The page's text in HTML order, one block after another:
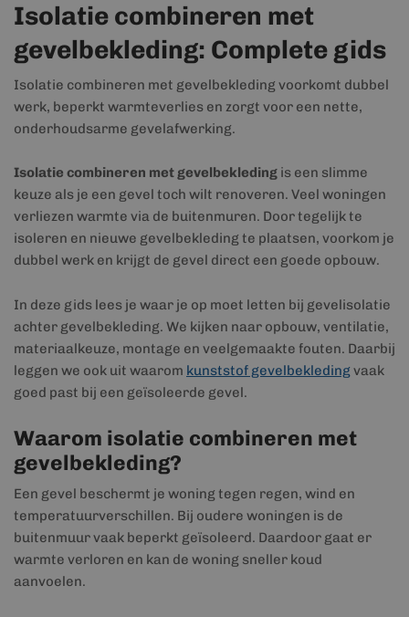
Isolatie combineren met
gevelbekleding: Complete gids
Isolatie combineren met gevelbekleding voorkomt dubbel
werk, beperkt warmteverlies en zorgt voor een nette,
onderhoudsarme gevelafwerking.
Isolatie combineren met gevelbekleding is een slimme
keuze als je een gevel toch wilt renoveren. Veel woningen
verliezen warmte via de buitenmuren. Door tegelijk te
isoleren en nieuwe gevelbekleding te plaatsen, voorkom je
dubbel werk en krijgt de gevel direct een goede opbouw.
In deze gids lees je waar je op moet letten bij gevelisolatie
achter gevelbekleding. We kijken naar opbouw, ventilatie,
materiaalkeuze, montage en veelgemaakte fouten. Daarbij
leggen we ook uit waarom kunststof gevelbekledingvaak
goed past bij een geïsoleerde gevel.
Waarom isolatie combineren met
gevelbekleding?
Een gevel beschermt je woning tegen regen, wind en
temperatuurverschillen. Bij oudere woningen is de
buitenmuur vaak beperkt geïsoleerd. Daardoor gaat er
warmte verloren en kan de woning sneller koud
aanvoelen.